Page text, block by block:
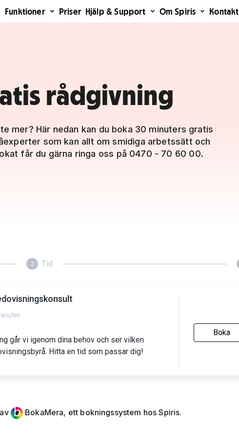
Funktioner Priser Hjälp & Support Om Spiris Kontakt
rådgivning
mer? Här nedan kan du boka 30 minuters gratis
som kan allt om smidiga arbetssätt och
får du gärna ringa oss på 0470 - 70 60 00.
BokaMera, ett bokningssystem hos Spiris.